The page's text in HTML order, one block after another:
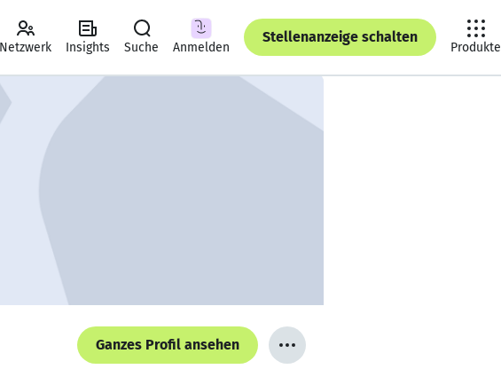
Netzwerk Insights Suche Anmelden
Stellenanzeige schalten
Produkte
Ganzes Profil ansehen